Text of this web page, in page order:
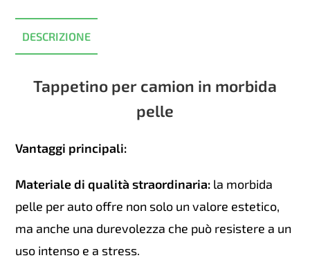
DESCRIZIONE
Tappetino per camion in morbida
pelle
Vantaggi principali:
Materiale di qualità straordinaria: la morbida
pelle per auto offre non solo un valore estetico,
ma anche una durevolezza che può resistere a un
uso intenso e a stress.